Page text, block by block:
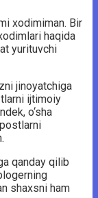
xodimiman. Bir
haqida
yurituvchi
jinoyatchiga
ijtimoiy
o‘sha
qanday qilib
shaxsni ham